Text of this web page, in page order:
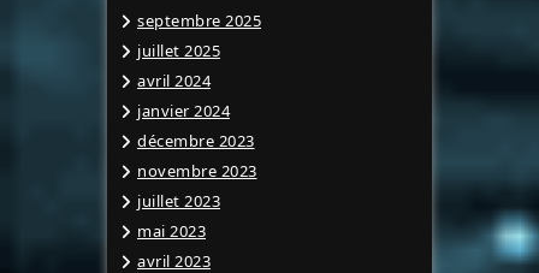
septembre 2025
juillet 2025
avril 2024
janvier 2024
décembre 2023
novembre 2023
juillet 2023
mai 2023
avril 2023